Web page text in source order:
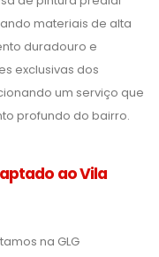
materiais de alta
duradouro e
exclusivas dos
um serviço que
profundo do bairro.
ao Vila
na GLG